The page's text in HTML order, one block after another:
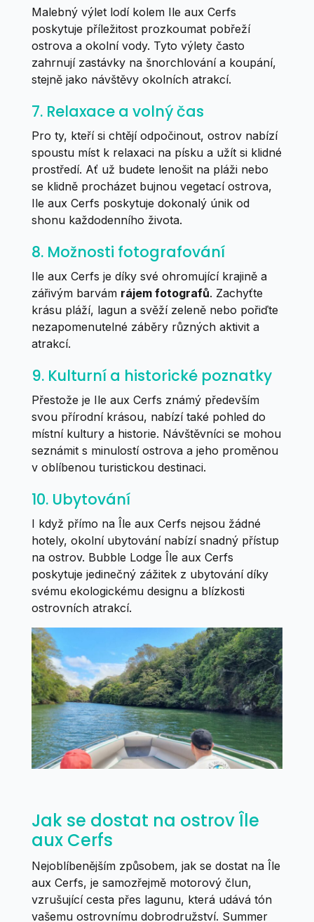
Malebný výlet lodí kolem Ile aux Cerfs
poskytuje příležitost prozkoumat pobřeží
ostrova a okolní vody. Tyto výlety často
zahrnují zastávky na šnorchlování a koupání,
stejně jako návštěvy okolních atrakcí.
7. Relaxace a volný čas
Pro ty, kteří si chtějí odpočinout, ostrov nabízí
spoustu míst k relaxaci na písku a užít si klidné
prostředí. Ať už budete lenošit na pláži nebo
se klidně procházet bujnou vegetací ostrova,
Ile aux Cerfs poskytuje dokonalý únik od
shonu každodenního života.
8. Možnosti fotografování
Ile aux Cerfs je díky své ohromující krajině a
zářivým barvám rájem fotografů. Zachyťte
krásu pláží, lagun a svěží zeleně nebo pořiďte
nezapomenutelné záběry různých aktivit a
atrakcí.
9. Kulturní a historické poznatky
Přestože je Ile aux Cerfs známý především
svou přírodní krásou, nabízí také pohled do
místní kultury a historie. Návštěvníci se mohou
seznámit s minulostí ostrova a jeho proměnou
v oblíbenou turistickou destinaci.
10. Ubytování
I když přímo na Île aux Cerfs nejsou žádné
hotely, okolní ubytování nabízí snadný přístup
na ostrov. Bubble Lodge Île aux Cerfs
poskytuje jedinečný zážitek z ubytování díky
svému ekologickému designu a blízkosti
ostrovních atrakcí.
Jak se dostat na ostrov Île
aux Cerfs
Nejoblíbenějším způsobem, jak se dostat na Île
aux Cerfs, je samozřejmě motorový člun,
vzrušující cesta přes lagunu, která udává tón
vašemu ostrovnímu dobrodružství. Summer